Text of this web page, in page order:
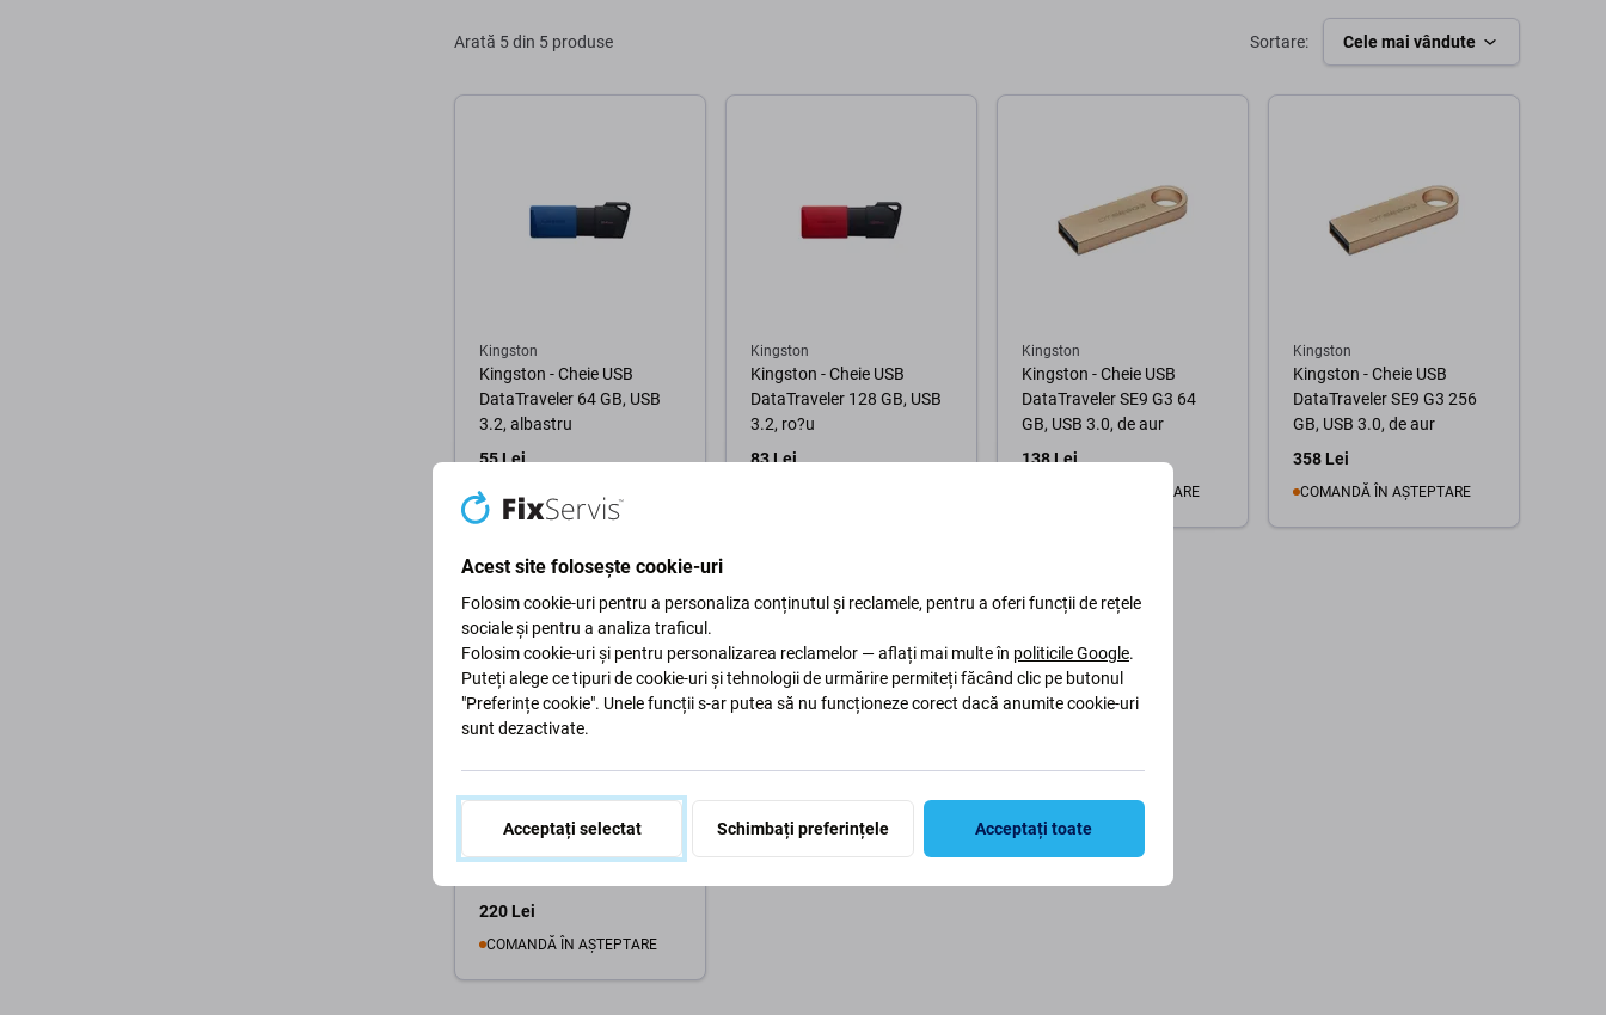
Arată 5 din 5 produse Sortare: Cele mai vândute
Kingston
Kingston - Cheie USB
DataTraveler 64 GB, USB
3.2, albastru
55 Lei
În coș
Kingston
Kingston - Cheie USB
DataTraveler 128 GB, USB
3.2, ro?u
83 Lei
Kingston
Kingston - Cheie USB
DataTraveler SE9 G3 64
GB, USB 3.0, de aur
138 Lei
COMANDĂ ÎN AȘTEPTARE
Kingston
Kingston - Cheie USB
DataTraveler SE9 G3 256
GB, USB 3.0, de aur
358 Lei
COMANDĂ ÎN AȘTEPTARE
Kingston
Kingston - Cheie USB
220 Lei
COMANDĂ ÎN AȘTEPTARE
Acest site folosește cookie-uri
Folosim cookie-uri pentru a personaliza conținutul și reclamele, pentru a oferi funcții de rețele
sociale și pentru a analiza traficul.
Folosim cookie-uri și pentru personalizarea reclamelor — aflați mai multe în politicile Google.
Puteți alege ce tipuri de cookie-uri și tehnologii de urmărire permiteți făcând clic pe butonul
"Preferințe cookie". Unele funcții s-ar putea să nu funcționeze corect dacă anumite cookie-uri
sunt dezactivate.
Acceptați selectat Schimbați preferințele Acceptați toate